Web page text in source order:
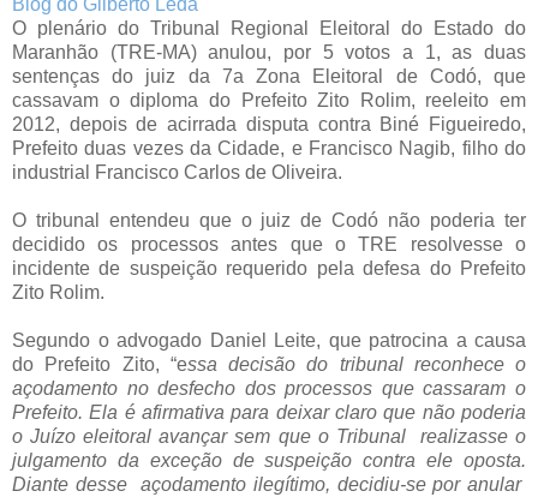
Blog do Gilberto Léda
O plenário do Tribunal Regional Eleitoral do Estado do
Maranhão (TRE-MA) anulou, por 5 votos a 1, as duas
sentenças do juiz da 7a Zona Eleitoral de Codó, que
cassavam o diploma do Prefeito Zito Rolim, reeleito em
2012, depois de acirrada disputa contra Biné Figueiredo,
Prefeito duas vezes da Cidade, e Francisco Nagib, filho do
industrial Francisco Carlos de Oliveira.
O tribunal entendeu que o juiz de Codó não poderia ter
decidido os processos antes que o TRE resolvesse o
incidente de suspeição requerido pela defesa do Prefeito
Zito Rolim.
Segundo o advogado Daniel Leite, que patrocina a causa
do Prefeito Zito, “essa decisão do tribunal reconhece o
açodamento no desfecho dos processos que cassaram o
Prefeito. Ela é afirmativa para deixar claro que não poderia
o Juízo eleitoral avançar sem que o Tribunal realizasse o
julgamento da exceção de suspeição contra ele oposta.
Diante desse açodamento ilegítimo, decidiu-se por anular